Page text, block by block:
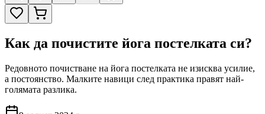
Как да почистите йога постелката си?
Редовното почистване на йога постелката не изисква усилие,
а постоянство. Малките навици след практика правят най-
голямата разлика.